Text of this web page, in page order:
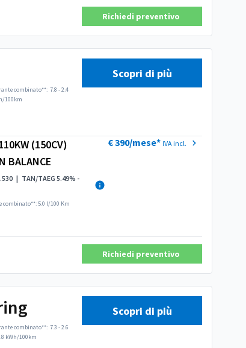
Richiedi preventivo
combinato**: 7.8 - 2.4
100km
Scopri di più
(150CV)
BALANCE
| TAN/TAEG 5.49% -
combinato**: 5.0 l/100 Km
€ 390/mese* IVA incl.
Richiedi preventivo
combinato**: 7.3 - 2.6
kWh/100km
Scopri di più